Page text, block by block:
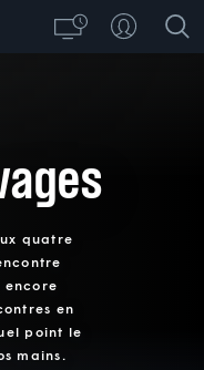
quatre
encore
en
point le
mains.